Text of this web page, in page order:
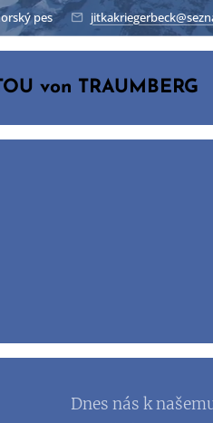
pes
von TRAUMBERG
Dnes nás k